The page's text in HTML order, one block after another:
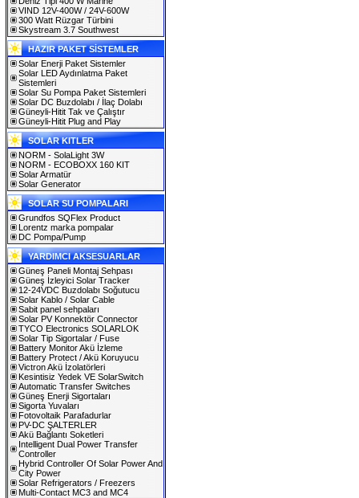
VIND 12V-400W / 24V-600W
300 Watt Rüzgar Türbini
Skystream 3.7 Southwest
HAZIR PAKET SİSTEMLER
Solar Enerji Paket Sistemler
Solar LED Aydınlatma Paket
Sistemleri
Solar Su Pompa Paket Sistemleri
Solar DC Buzdolabı / İlaç Dolabı
Güneyli-Hitit Tak ve Çalıştır
Güneyli-Hitit Plug and Play
SOLAR KITLER
NORM - SolaLight 3W
NORM - ECOBOXX 160 KIT
Solar Armatür
Solar Generator
SOLAR SU POMPALARI
Grundfos SQFlex Product
Lorentz marka pompalar
DC Pompa/Pump
YARDIMCI AKSESUARLAR
Güneş Paneli Montaj Sehpası
Güneş İzleyici Solar Tracker
12-24VDC Buzdolabı Soğutucu
Solar Kablo / Solar Cable
Sabit panel sehpaları
Solar PV Konnektör Connector
TYCO Electronics SOLARLOK
Solar Tip Sigortalar / Fuse
Battery Monitor Akü İzleme
Battery Protect / Akü Koruyucu
Victron Akü İzolatörleri
Kesintisiz Yedek VE SolarSwitch
Automatic Transfer Switches
Güneş Enerji Sigortaları
Sigorta Yuvaları
Fotovoltaik Parafadurlar
PV-DC ŞALTERLER
Akü Bağlantı Soketleri
Intelligent Dual Power Transfer
Controller
Hybrid Controller Of Solar Power And
City Power
Solar Refrigerators / Freezers
Multi-Contact MC3 and MC4